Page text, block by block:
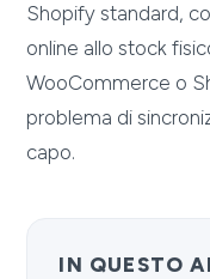
Shopify standard,
online allo stock
WooCommerce o
problema di
capo.
IN QUESTO